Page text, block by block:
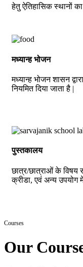
हेतु ऐतिहासिक स्थानों
मध्यान्ह भोजन
मध्यान्ह भोजन शासन
नियमित दिया जाता है |
पुस्तकालय
छात्र/छात्राओं के विषय
क्रीडा, एवं अन्य उपयोग
Courses
Our